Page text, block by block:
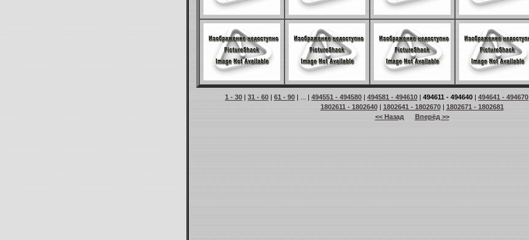
1 - 30 | 31 - 60 | 61 - 90 | ... | 494551 - 494580 | 494581 - 494610 | 494611 - 494640 | 494641 - 494670
1802611 - 1802640| 1802641 - 1802670| 1802671 - 1802681
<< Назад
Вперёд >>